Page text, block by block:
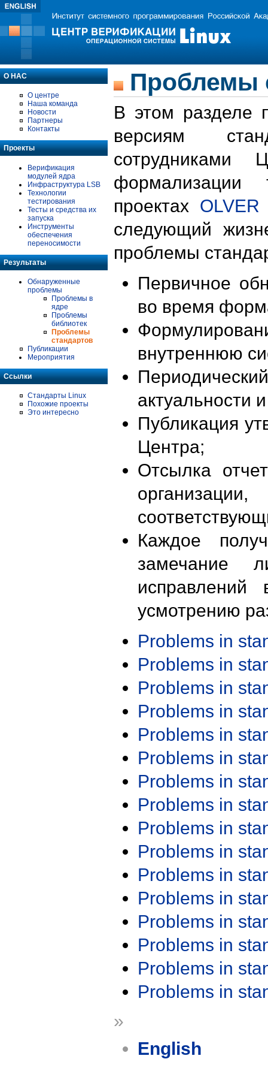
О НАС
О центре
Наша команда
Новости
Партнеры
Контакты
Проекты
Верификация
модулей ядра
Инфраструктура LSB
Технологии
тестирования
Тесты и средства их
запуска
Инструменты
обеспечения
переносимости
Результаты
Обнаруженные
проблемы
Проблемы в
ядре
Проблемы
библиотек
Проблемы
стандартов
Публикации
Мероприятия
Ссылки
Стандарты Linux
Похожие проекты
Это интересно
Проблемы
В этом разделе
версиям
формализации
проектах OLVER
следующий
проблемы
Первичное
во время
внутреннюю
актуальности
Публикация
Центра;
Отсылка
Каждое
замечание
исправлений
усмотрению
Problems in
Problems in
Problems in
Problems in
Problems in
Problems in
Problems in
Problems in
Problems in
Problems in
Problems in
Problems in
Problems in
Problems in
Problems in
Problems in
»
English